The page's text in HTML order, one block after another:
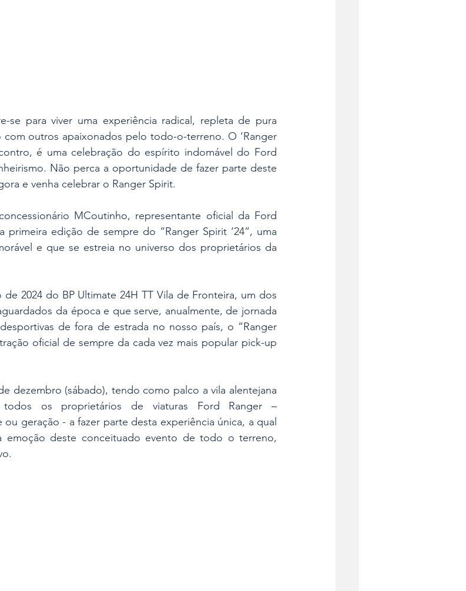
se para viver uma experiência radical, repleta de pura
outros apaixonados pelo todo-o-terreno. O ‘Ranger
é uma celebração do espírito indomável do Ford
Não perca a oportunidade de fazer parte deste
e venha celebrar o Ranger Spirit.
MCoutinho, representante oficial da Ford
primeira edição de sempre do “Ranger Spirit ‘24”, uma
e que se estreia no universo dos proprietários da
2024 do BP Ultimate 24H TT Vila de Fronteira, um dos
da época e que serve, anualmente, de jornada
de fora de estrada no nosso país, o “Ranger
oficial de sempre da cada vez mais popular pick-up
dezembro (sábado), tendo como palco a vila alentejana
os proprietários de viaturas Ford Ranger –
geração - a fazer parte desta experiência única, a qual
emoção deste conceituado evento de todo o terreno,